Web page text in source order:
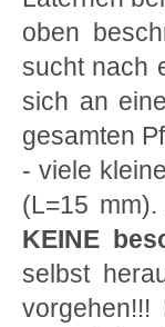
oben
sucht nach
sich an
gesamten
- viele
(L=15
KEINE
selbst